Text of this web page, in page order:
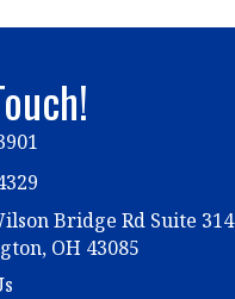
Bridge Rd Suite 314
OH 43085